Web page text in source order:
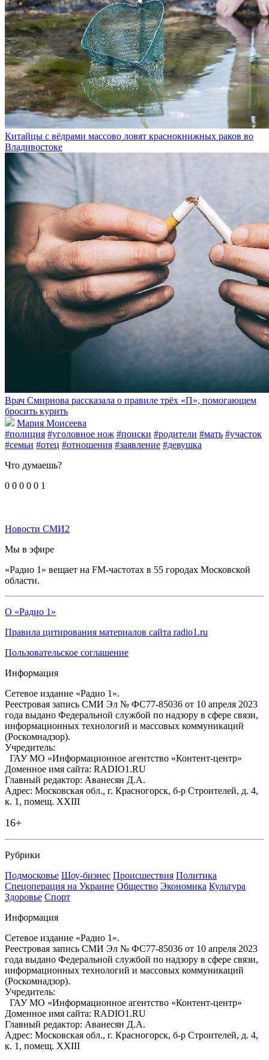
Китайцы с вёдрами массово ловят краснокнижных раков во
Владивостоке
Врач Смирнова рассказала о правиле трёх «П», помогающем
бросить курить
Мария Моисеева
#полиция #уголовное нож #поиски #родители #мать #участок
#семьи #отец #отношения #заявление #девушка
Что думаешь?
0 0 0 0 0 1
Новости СМИ2
Мы в эфире
«Радио 1» вещает на FM-частотах в 55 городах Московской
области.
О «Радио 1»
Правила цитирования материалов сайта radio1.ru
Пользовательское соглашение
Информация
Сетевое издание «Радио 1».
Реестровая запись СМИ Эл № ФС77-85036 от 10 апреля 2023
года выдано Федеральной службой по надзору в сфере связи,
информационных технологий и массовых коммуникаций
(Роскомнадзор).
Учредитель:
ГАУ МО «Информационное агентство «Контент-центр»
Доменное имя сайта: RADIO1.RU
Главный редактор: Аванесян Д.А.
Адрес: Московская обл., г. Красногорск, б-р Строителей, д. 4,
к. 1, помещ. XXIII
16+
Рубрики
Подмосковье Шоу-бизнес Происшествия Политика
Спецоперация на Украине Общество Экономика Культура
Здоровье Спорт
Информация
Сетевое издание «Радио 1».
Реестровая запись СМИ Эл № ФС77-85036 от 10 апреля 2023
года выдано Федеральной службой по надзору в сфере связи,
информационных технологий и массовых коммуникаций
(Роскомнадзор).
Учредитель:
ГАУ МО «Информационное агентство «Контент-центр»
Доменное имя сайта: RADIO1.RU
Главный редактор: Аванесян Д.А.
Адрес: Московская обл., г. Красногорск, б-р Строителей, д. 4,
к. 1, помещ. XXIII